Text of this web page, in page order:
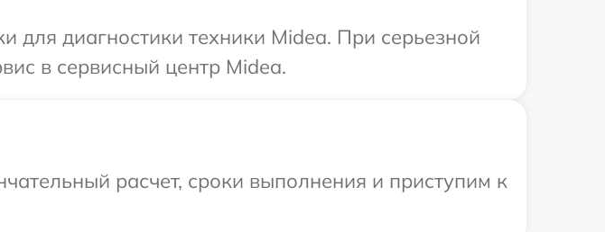
для диагностики техники Midea. При серьезной
в сервисный центр Midea.
расчет, сроки выполнения и приступим к